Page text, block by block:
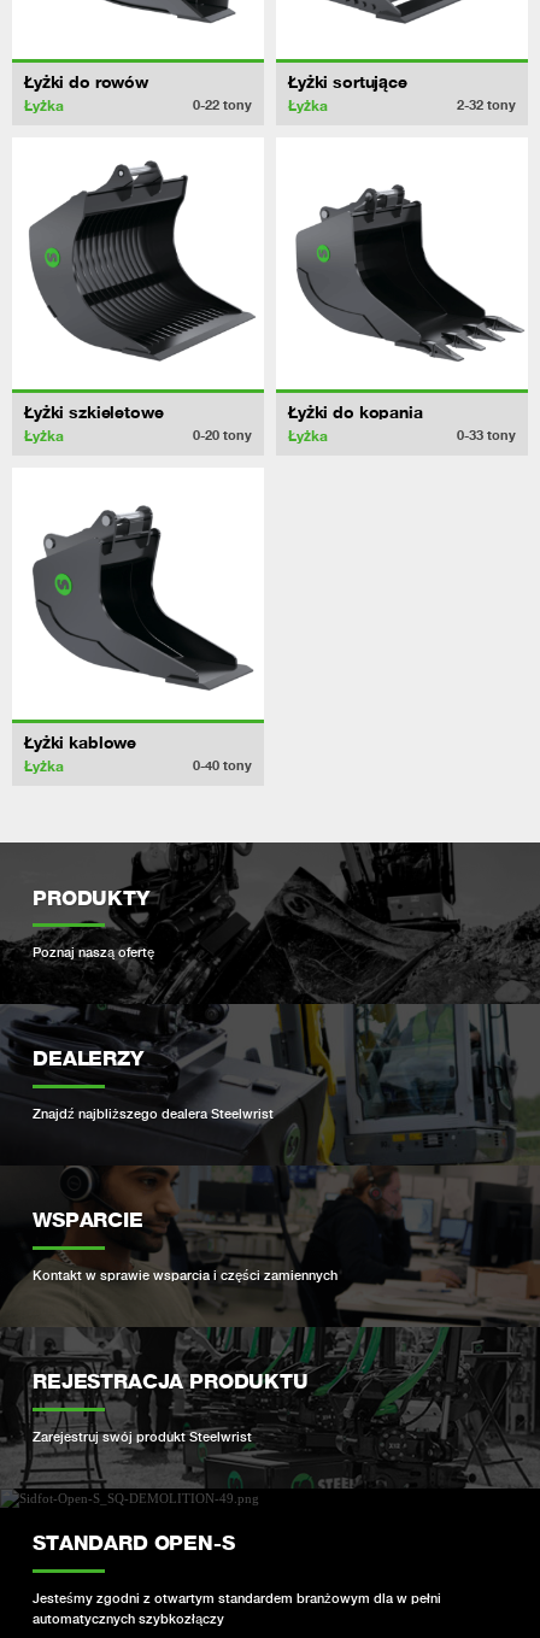
Łyżki do rowów
Łyżka 0-22 tony
Łyżki sortujące
Łyżka 2-32 tony
Łyżki szkieletowe
Łyżka 0-20 tony
Łyżki do kopania
Łyżka 0-33 tony
Łyżki kablowe
Łyżka 0-40 tony
PRODUKTY
Poznaj naszą ofertę
DEALERZY
Znajdź najbliższego dealera Steelwrist
WSPARCIE
Kontakt w sprawie wsparcia i części zamiennych
REJESTRACJA PRODUKTU
Zarejestruj swój produkt Steelwrist
STANDARD OPEN-S
Jesteśmy zgodni z otwartym standardem branżowym dla w pełni
automatycznych szybkozłączy